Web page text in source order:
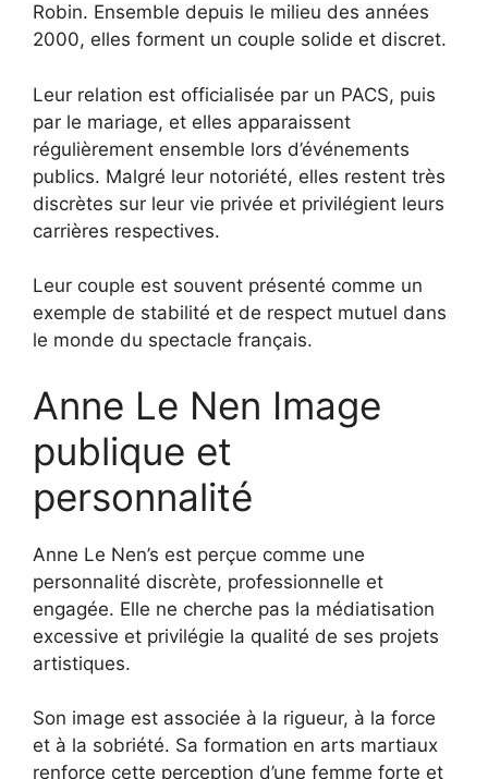
Robin. Ensemble depuis le milieu des années
2000, elles forment un couple solide et discret.
Leur relation est officialisée par un PACS, puis
par le mariage, et elles apparaissent
régulièrement ensemble lors d’événements
publics. Malgré leur notoriété, elles restent très
discrètes sur leur vie privée et privilégient leurs
carrières respectives.
Leur couple est souvent présenté comme un
exemple de stabilité et de respect mutuel dans
le monde du spectacle français.
Anne Le Nen Image
publique et
personnalité
Anne Le Nen’s est perçue comme une
personnalité discrète, professionnelle et
engagée. Elle ne cherche pas la médiatisation
excessive et privilégie la qualité de ses projets
artistiques.
Son image est associée à la rigueur, à la force
et à la sobriété. Sa formation en arts martiaux
renforce cette perception d’une femme forte et